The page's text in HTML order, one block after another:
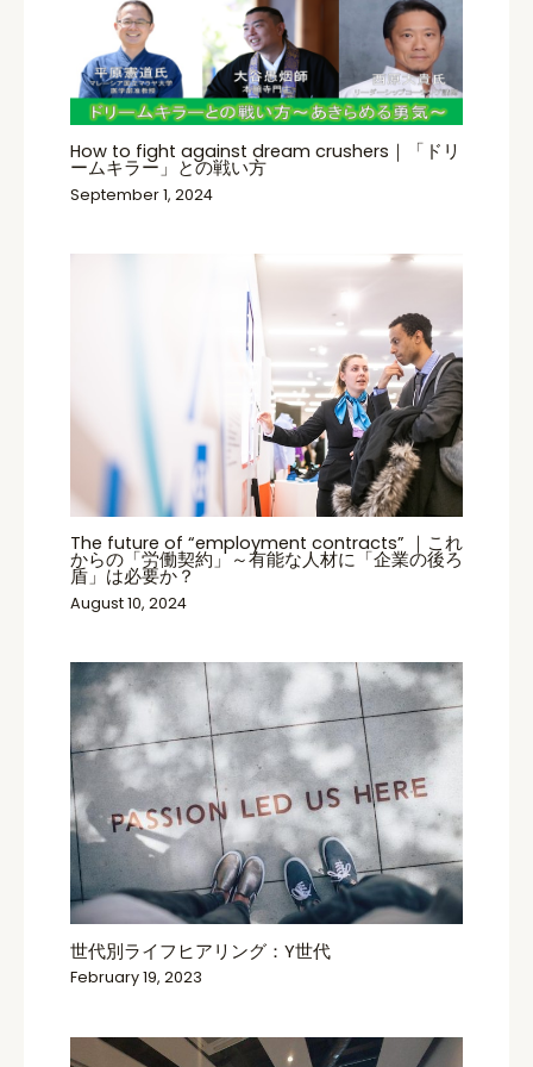
How to fight against dream crushers｜「ドリ
ームキラー」との戦い方
September 1, 2024
The future of “employment contracts” ｜これ
からの「労働契約」～有能な人材に「企業の後ろ
盾」は必要か？
August 10, 2024
世代別ライフヒアリング：Y世代
February 19, 2023